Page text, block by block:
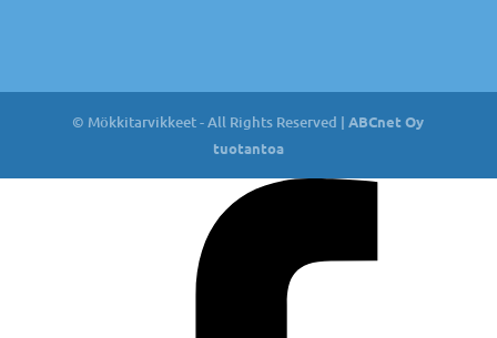
© Mökkitarvikkeet - All Rights Reserved |ABCnet Oy
tuotantoa